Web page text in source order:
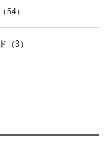
54）
（3）